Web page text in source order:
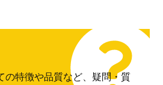
の特徴や品質など、疑問・質